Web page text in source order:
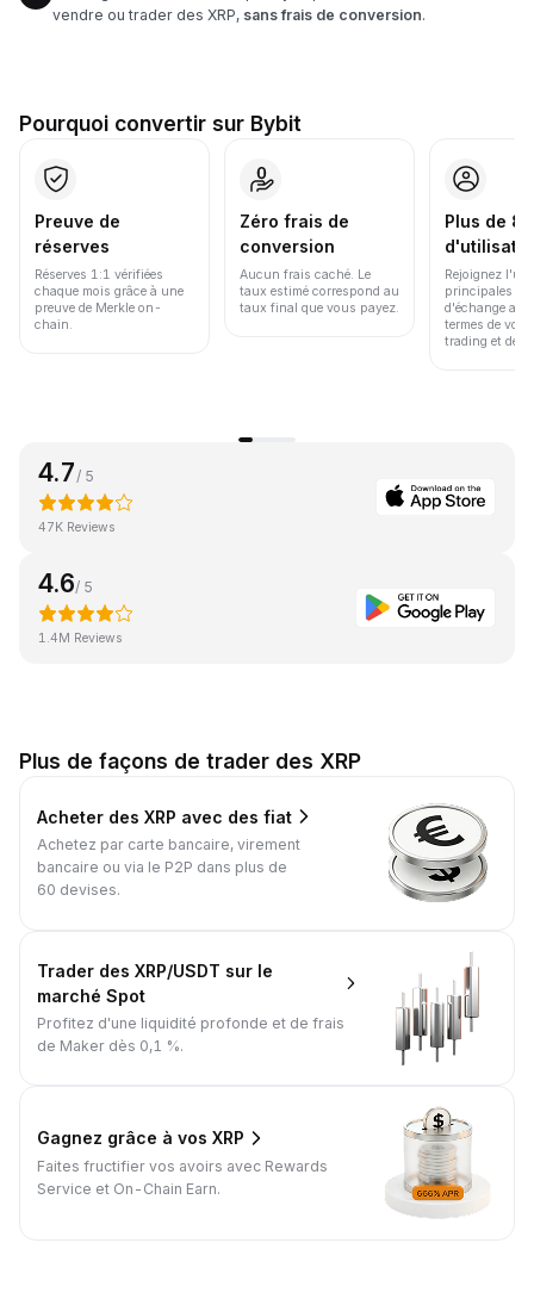
vendre ou trader des XRP, sans frais de conversion.
Pourquoi convertir sur Bybit
Preuve de
réserves
Réserves 1:1 vérifiées
chaque mois grâce à une
preuve de Merkle on-
chain.
Zéro frais de
conversion
Aucun frais caché. Le
taux estimé correspond au
taux final que vous payez.
Plus de
Rejoignez
principales
d'échange au
termes de
trading et de
4.7 / 5
47K Reviews
4.6/ 5
1.4M Reviews
Plus de façons de trader des XRP
Acheter des XRP avec des fiat
Achetez par carte bancaire, virement
bancaire ou via le P2P dans plus de
60 devises.
Trader des XRP/USDT sur le
marché Spot
Profitez d'une liquidité profonde et de frais
de Maker dès 0,1 %.
Gagnez grâce à vos XRP
Faites fructifier vos avoirs avec Rewards
Service et On-Chain Earn.